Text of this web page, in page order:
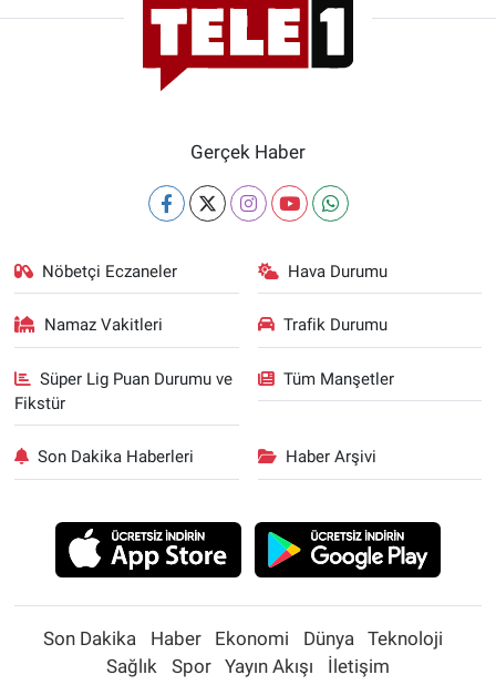
Gerçek Haber
Nöbetçi Eczaneler Hava Durumu
Namaz Vakitleri Trafik Durumu
Süper Lig Puan Durumu ve
Fikstür
Tüm Manşetler
Son Dakika Haberleri Haber Arşivi
Son Dakika Haber Ekonomi Dünya
Teknoloji
Sağlık
Spor Yayın Akışı İletişim